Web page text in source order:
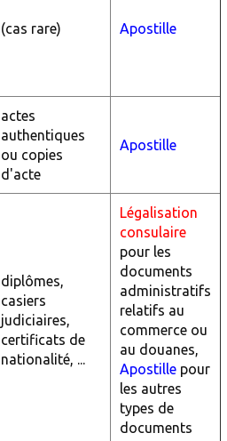
(cas rare) Apostille
actes
authentiques
ou copies
d'acte
Apostille
diplômes,
casiers
judiciaires,
certificats de
nationalité, ...
Légalisation
consulaire
pour les
documents
administratifs
relatifs au
commerce ou
au douanes,
Apostillepour
les autres
types de
documents